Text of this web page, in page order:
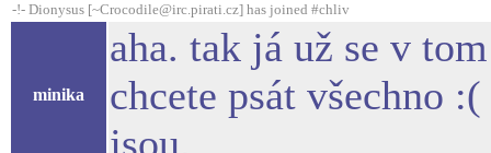
-!- Dionysus [~Crocodile@irc.pirati.cz] has joined #chliv
minika
aha. tak já už se v
chcete psát všechno
jsou.